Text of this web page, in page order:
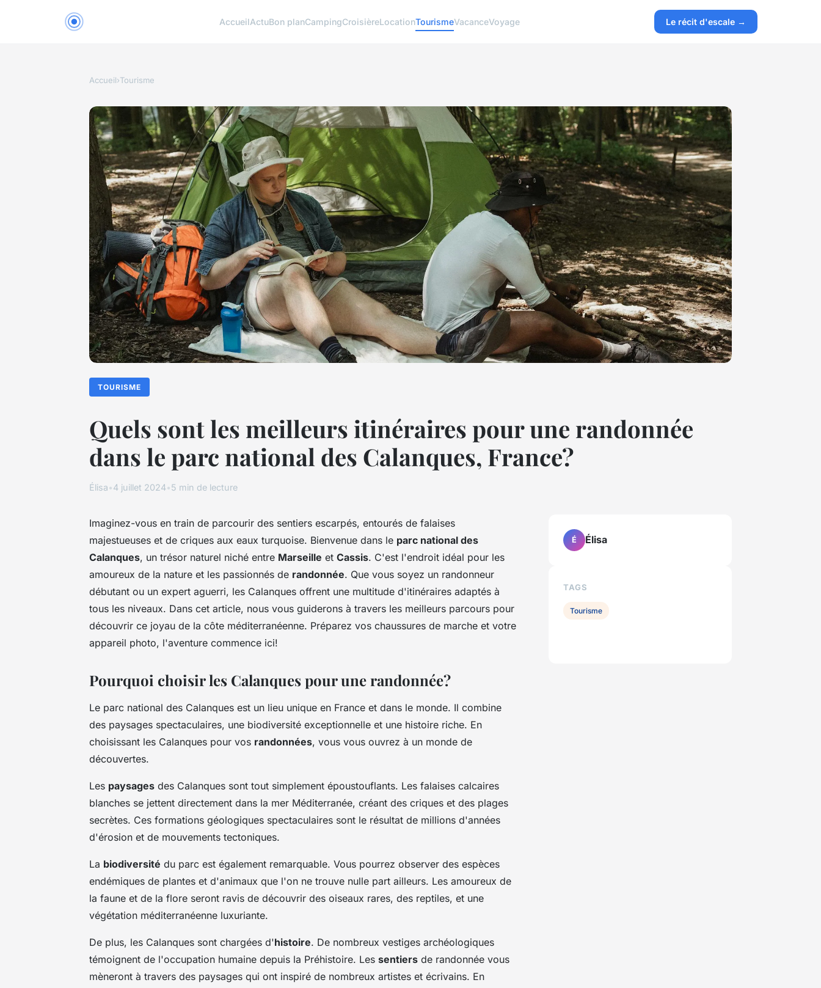
AccueilActuBon planCampingCroisièreLocationTourismeVacanceVoyage Le récit d'escale →
Accueil›Tourisme
TOURISME
Quels sont les meilleurs itinéraires pour une randonnée
dans le parc national des Calanques, France?
Élisa•4 juillet 2024•5 min de lecture
Imaginez-vous en train de parcourir des sentiers escarpés, entourés de falaises
majestueuses et de criques aux eaux turquoise. Bienvenue dans le parc national des
Calanques, un trésor naturel niché entre Marseille et Cassis. C'est l'endroit idéal pour les
amoureux de la nature et les passionnés de randonnée. Que vous soyez un randonneur
débutant ou un expert aguerri, les Calanques offrent une multitude d'itinéraires adaptés à
tous les niveaux. Dans cet article, nous vous guiderons à travers les meilleurs parcours pour
découvrir ce joyau de la côte méditerranéenne. Préparez vos chaussures de marche et votre
appareil photo, l'aventure commence ici!
Pourquoi choisir les Calanques pour une randonnée?
Le parc national des Calanques est un lieu unique en France et dans le monde. Il combine
des paysages spectaculaires, une biodiversité exceptionnelle et une histoire riche. En
choisissant les Calanques pour vos randonnées, vous vous ouvrez à un monde de
découvertes.
Les paysages des Calanques sont tout simplement époustouflants. Les falaises calcaires
blanches se jettent directement dans la mer Méditerranée, créant des criques et des plages
secrètes. Ces formations géologiques spectaculaires sont le résultat de millions d'années
d'érosion et de mouvements tectoniques.
La biodiversité du parc est également remarquable. Vous pourrez observer des espèces
endémiques de plantes et d'animaux que l'on ne trouve nulle part ailleurs. Les amoureux de
la faune et de la flore seront ravis de découvrir des oiseaux rares, des reptiles, et une
végétation méditerranéenne luxuriante.
De plus, les Calanques sont chargées d'histoire. De nombreux vestiges archéologiques
témoignent de l'occupation humaine depuis la Préhistoire. Les sentiers de randonnée vous
mèneront à travers des paysages qui ont inspiré de nombreux artistes et écrivains. En
É Élisa
TAGS
Tourisme